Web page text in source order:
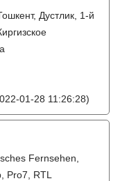
Дустлик, 1-й
01-28 11:26:28)
Fernsehen,
Pro7, RTL